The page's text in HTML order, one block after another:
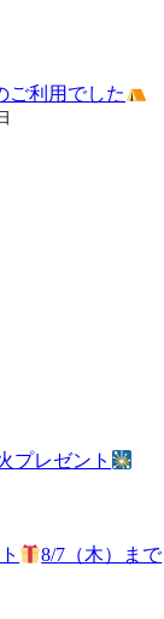
ご利用でした
プレゼント
8/7（木）まで